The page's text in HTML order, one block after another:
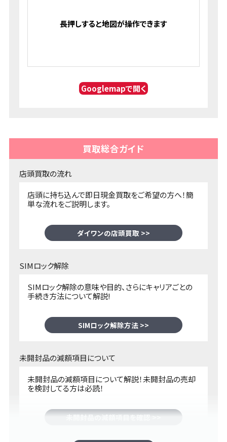
Googlemapで開く
買取総合ガイド
店頭買取の流れ
店頭に持ち込んで即日現金買取をご希望の方へ！簡
単な流れをご説明します。
ダイワンの店頭買取 >>
SIMロック解除
SIMロック解除の意味や目的、さらにキャリアごとの
手続き方法について解説!
SIMロック解除方法 >>
未開封品の減額項目について
未開封品の減額項目について解説！未開封品の売却
を検討してる方は必読！
未開封品の減額項目を確認 >>